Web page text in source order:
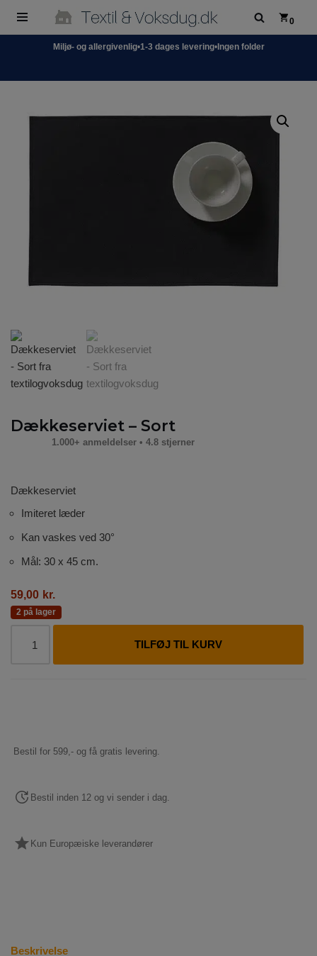
Spring
0
Miljø- og allergivenlig•1-3 dages levering•Ingen folder
Dækkeserviet – Sort
1.000+ anmeldelser • 4.8 stjerner
Dækkeserviet
Imiteret læder
Kan vaskes ved 30°
Mål: 30 x 45 cm.
59,00 kr.
2 på lager
TILFØJ TIL KURV
Bestil for 599,- og få gratis levering.
Bestil inden 12 og vi sender i dag.
Kun Europæiske leverandører
Beskrivelse